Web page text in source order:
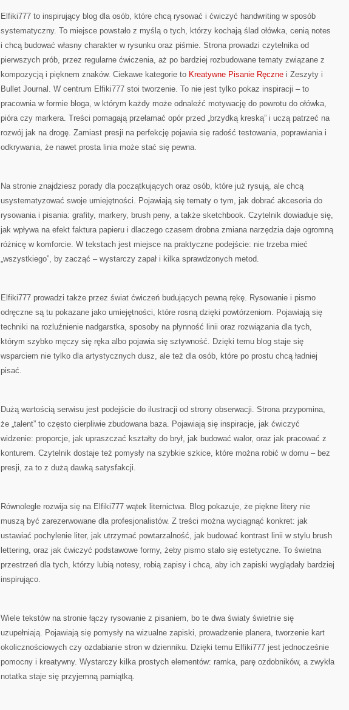
Elfiki777 to inspirujący blog dla osób, które chcą rysować i ćwiczyć handwriting w sposób
systematyczny. To miejsce powstało z myślą o tych, którzy kochają ślad ołówka, cenią notes
i chcą budować własny charakter w rysunku oraz piśmie. Strona prowadzi czytelnika od
pierwszych prób, przez regularne ćwiczenia, aż po bardziej rozbudowane tematy związane z
kompozycją i pięknem znaków. Ciekawe kategorie to Kreatywne Pisanie Ręczne i Zeszyty i
Bullet Journal. W centrum Elfiki777 stoi tworzenie. To nie jest tylko pokaz inspiracji – to
pracownia w formie bloga, w którym każdy może odnaleźć motywację do powrotu do ołówka,
pióra czy markera. Treści pomagają przełamać opór przed „brzydką kreską” i uczą patrzeć na
rozwój jak na drogę. Zamiast presji na perfekcję pojawia się radość testowania, poprawiania i
odkrywania, że nawet prosta linia może stać się pewna.
Na stronie znajdziesz porady dla początkujących oraz osób, które już rysują, ale chcą
usystematyzować swoje umiejętności. Pojawiają się tematy o tym, jak dobrać akcesoria do
rysowania i pisania: grafity, markery, brush peny, a także sketchbook. Czytelnik dowiaduje się,
jak wpływa na efekt faktura papieru i dlaczego czasem drobna zmiana narzędzia daje ogromną
różnicę w komforcie. W tekstach jest miejsce na praktyczne podejście: nie trzeba mieć
„wszystkiego”, by zacząć – wystarczy zapał i kilka sprawdzonych metod.
Elfiki777 prowadzi także przez świat ćwiczeń budujących pewną rękę. Rysowanie i pismo
odręczne są tu pokazane jako umiejętności, które rosną dzięki powtórzeniom. Pojawiają się
techniki na rozluźnienie nadgarstka, sposoby na płynność linii oraz rozwiązania dla tych,
którym szybko męczy się ręka albo pojawia się sztywność. Dzięki temu blog staje się
wsparciem nie tylko dla artystycznych dusz, ale też dla osób, które po prostu chcą ładniej
pisać.
Dużą wartością serwisu jest podejście do ilustracji od strony obserwacji. Strona przypomina,
że „talent” to często cierpliwie zbudowana baza. Pojawiają się inspiracje, jak ćwiczyć
widzenie: proporcje, jak upraszczać kształty do brył, jak budować walor, oraz jak pracować z
konturem. Czytelnik dostaje też pomysły na szybkie szkice, które można robić w domu – bez
presji, za to z dużą dawką satysfakcji.
Równolegle rozwija się na Elfiki777 wątek liternictwa. Blog pokazuje, że piękne litery nie
muszą być zarezerwowane dla profesjonalistów. Z treści można wyciągnąć konkret: jak
ustawiać pochylenie liter, jak utrzymać powtarzalność, jak budować kontrast linii w stylu brush
lettering, oraz jak ćwiczyć podstawowe formy, żeby pismo stało się estetyczne. To świetna
przestrzeń dla tych, którzy lubią notesy, robią zapisy i chcą, aby ich zapiski wyglądały bardziej
inspirująco.
Wiele tekstów na stronie łączy rysowanie z pisaniem, bo te dwa światy świetnie się
uzupełniają. Pojawiają się pomysły na wizualne zapiski, prowadzenie planera, tworzenie kart
okolicznościowych czy ozdabianie stron w dzienniku. Dzięki temu Elfiki777 jest jednocześnie
pomocny i kreatywny. Wystarczy kilka prostych elementów: ramka, parę ozdobników, a zwykła
notatka staje się przyjemną pamiątką.